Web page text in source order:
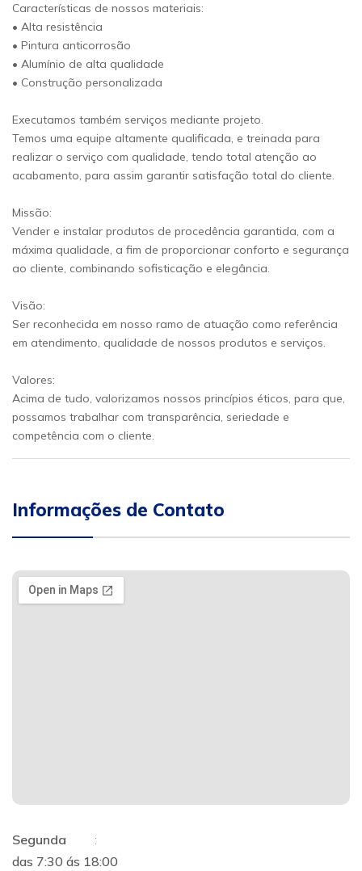
Características de nossos materiais:
• Alta resistência
• Pintura anticorrosão
• Alumínio de alta qualidade
• Construção personalizada
Executamos também serviços mediante projeto.
Temos uma equipe altamente qualificada, e treinada para
realizar o serviço com qualidade, tendo total atenção ao
acabamento, para assim garantir satisfação total do cliente.
Missão:
Vender e instalar produtos de procedência garantida, com a
máxima qualidade, a fim de proporcionar conforto e segurança
ao cliente, combinando sofisticação e elegância.
Visão:
Ser reconhecida em nosso ramo de atuação como referência
em atendimento, qualidade de nossos produtos e serviços.
Valores:
Acima de tudo, valorizamos nossos princípios éticos, para que,
possamos trabalhar com transparência, seriedade e
competência com o cliente.
Informações de Contato
Segunda
:
das 7:30 ás 18:00